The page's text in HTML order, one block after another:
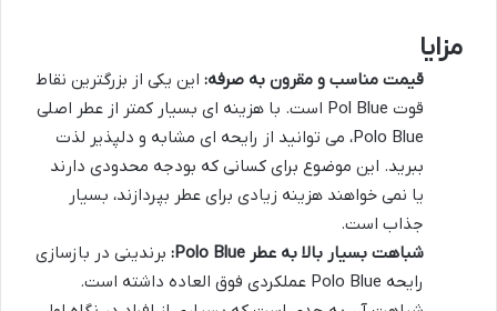
مزایا
قیمت مناسب و مقرون به صرفه: این یکی از بزرگترین نقاط
قوت Pol Blue است. با هزینه ای بسیار کمتر از عطر اصلی
Polo Blue، می توانید از رایحه ای مشابه و دلپذیر لذت
ببرید. این موضوع برای کسانی که بودجه محدودی دارند
یا نمی خواهند هزینه زیادی برای عطر بپردازند، بسیار
جذاب است.
شباهت بسیار بالا به عطر Polo Blue:
برندینی در بازسازی
رایحه Polo Blue عملکردی فوق العاده داشته است.